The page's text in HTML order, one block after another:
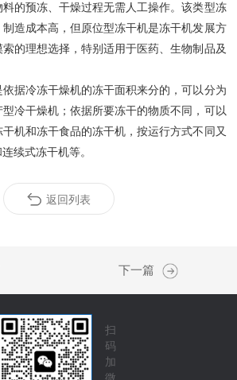
的预冻、干燥过程无需人工操作。该类型冻
造成本高，但原位型冻干机是冻干机发展方
的理想选择，特别适用于医药、生物制品及
据冷冻干燥机的冻干面积来分的，可以分为
冷干燥机；依据所要冻干的物质不同，可以
机和冻干食品的冻干机，按运行方式不同又
续式冻干机等。
返回列表
下一篇
扫
码
加